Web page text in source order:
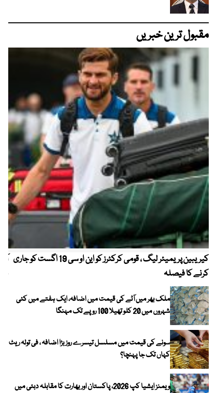
مقبول ترین خبریں
کیریبین پریمیئر لیگ ، قومی کرکٹرز کو این او سی 19 اگست کو جاری
کرنے کا فیصلہ
ملک بھر میں آٹے کی قیمت میں اضافہ، ایک ہفتے میں کئی
شہروں میں 20 کلو تھیلا 100 روپے تک مہنگا
سونے کی قیمت میں مسلسل تیسرے روز بڑا اضافہ ، فی تولہ ریٹ
کہاں تک جا پہنچا؟
ویمنز ایشیا کپ 2026، پاکستان اور بھارت کا مقابلہ دبئی میں